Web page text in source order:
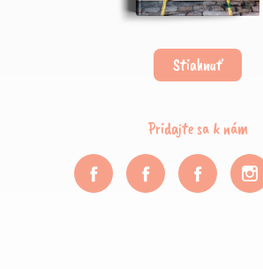
Stiahnuť
Pridajte sa k nám